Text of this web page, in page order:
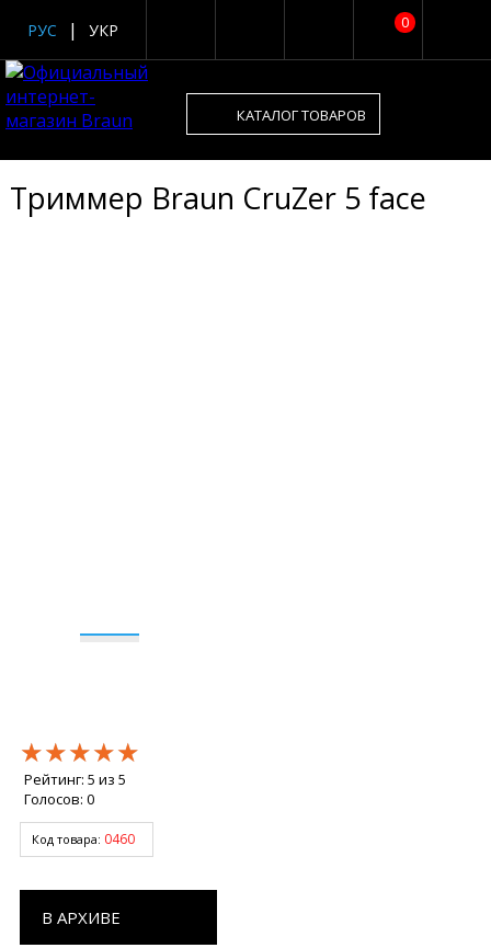
0
РУС УКР
КАТАЛОГ ТОВАРОВ
Триммер Braun CruZer 5 face
★★★★★
★★★★★
★★★★★
Рейтинг: 5 из 5
Голосов: 0
Код товара: 0460
В АРХИВЕ